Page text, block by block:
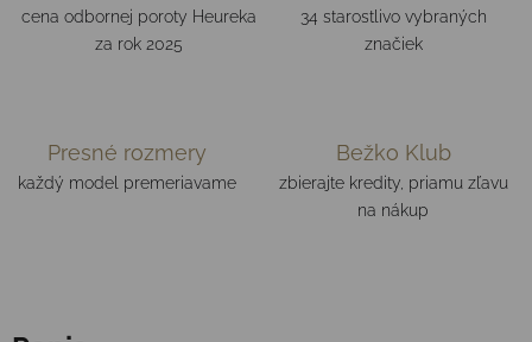
cena odbornej poroty Heureka
za rok 2025
34 starostlivo vybraných
značiek
Presné rozmery
každý model premeriavame
Bežko Klub
zbierajte kredity, priamu zľavu
na nákup